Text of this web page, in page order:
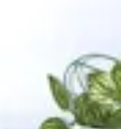
Guide Rubik Cube